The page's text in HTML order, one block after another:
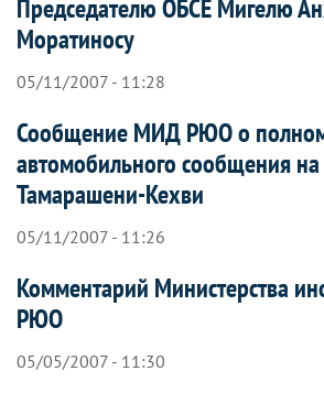
Председателю ОБСЕ Мигелю
Моратиносу
05/11/2007 - 11:28
Сообщение МИД РЮО о
автомобильного сообщения на
Тамарашени-Кехви
05/11/2007 - 11:26
Комментарий Министерства
РЮО
05/05/2007 - 11:30